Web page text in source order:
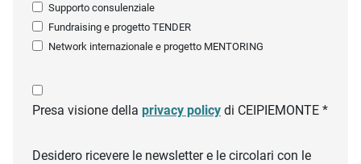
Supporto consulenziale
Fundraising e progetto TENDER
Network internazionale e progetto MENTORING
Presa visione della privacy policy di CEIPIEMONTE *
Desidero ricevere le newsletter e le circolari con le